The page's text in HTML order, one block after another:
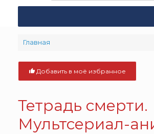
поиска:
Главная
Добавить в моё избранное
Тетрадь смерти.
Мультсериал-